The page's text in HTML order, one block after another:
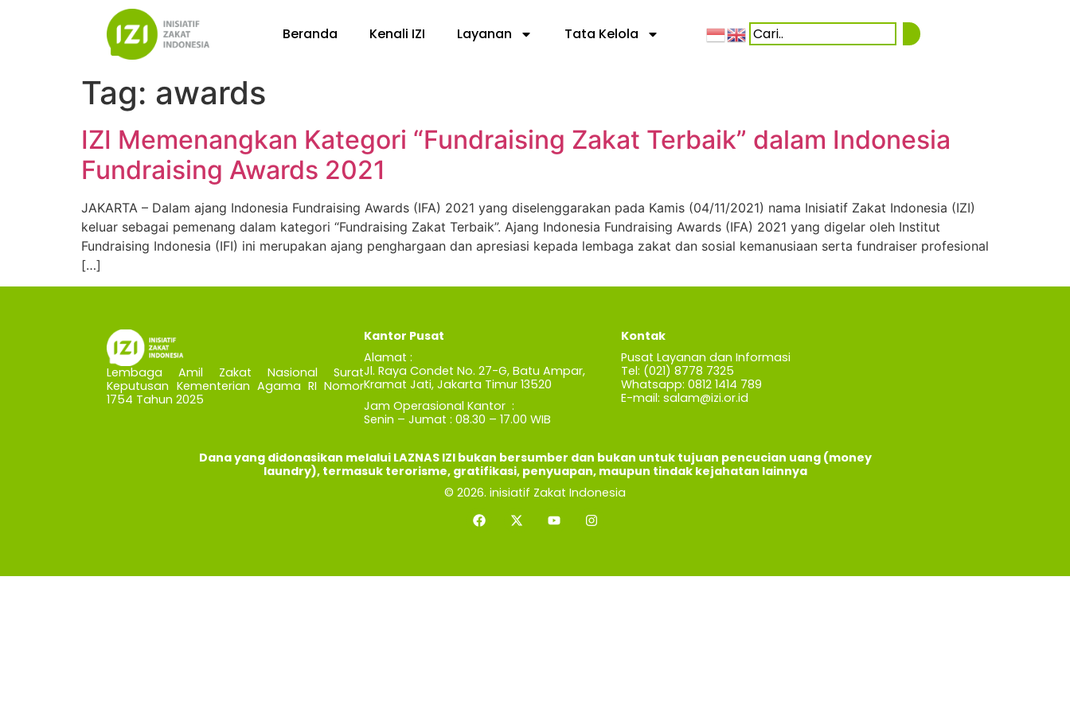
Beranda Kenali IZI Layanan Tata Kelola
Tag: awards
IZI Memenangkan Kategori “Fundraising Zakat Terbaik” dalam Indonesia
Fundraising Awards 2021
JAKARTA – Dalam ajang Indonesia Fundraising Awards (IFA) 2021 yang diselenggarakan pada Kamis (04/11/2021) nama Inisiatif Zakat Indonesia (IZI)
keluar sebagai pemenang dalam kategori “Fundraising Zakat Terbaik”. Ajang Indonesia Fundraising Awards (IFA) 2021 yang digelar oleh Institut
Fundraising Indonesia (IFI) ini merupakan ajang penghargaan dan apresiasi kepada lembaga zakat dan sosial kemanusiaan serta fundraiser profesional
[…]
Lembaga Amil Zakat Nasional Surat
Keputusan Kementerian Agama RI Nomor
1754 Tahun 2025
Kantor Pusat
Alamat :
Jl. Raya Condet No. 27-G, Batu Ampar,
Kramat Jati, Jakarta Timur 13520
Jam Operasional Kantor :
Senin – Jumat : 08.30 – 17.00 WIB
Kontak
Pusat Layanan dan Informasi
Tel: (021) 8778 7325
Whatsapp: 0812 1414 789
E-mail: salam@izi.or.id
Dana yang didonasikan melalui LAZNAS IZI bukan bersumber dan bukan untuk tujuan pencucian uang (money
laundry), termasuk terorisme, gratifikasi, penyuapan, maupun tindak kejahatan lainnya
© 2026. inisiatif Zakat Indonesia